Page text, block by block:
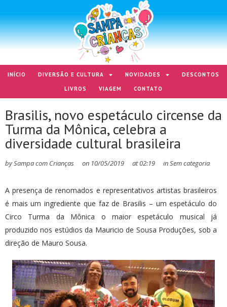
INÍCIO DIVERSÃO E CULTURA NOVIDADES
DESCONTOS
LIVROS
VIAGEM CONTATO
Brasilis, novo espetáculo circense da
Turma da Mônica, celebra a
diversidade cultural brasileira
bySampa com Crianças on 10/05/2019 at02:19 inSem categoria
A presença de renomados e representativos artistas brasileiros
é mais um ingrediente que faz de Brasilis – um espetáculo do
Circo Turma da Mônica o maior espetáculo musical já
produzido nos estúdios da Mauricio de Sousa Produções, sob a
direção de Mauro Sousa.